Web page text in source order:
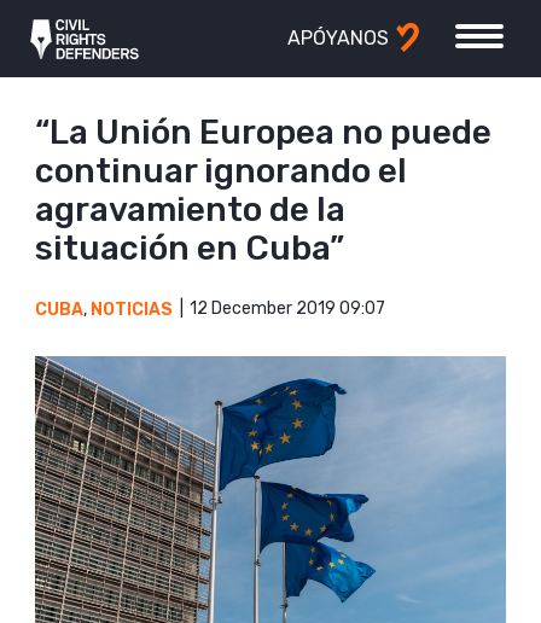
APÓYANOS
“La Unión Europea no puede
continuar ignorando el
agravamiento de la
situación en Cuba”
CUBA, NOTICIAS 12 December 2019 09:07